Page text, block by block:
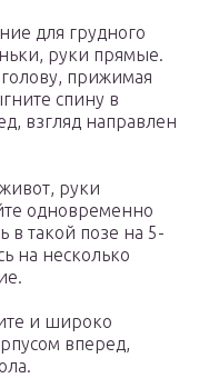
для грудного
руки прямые.
прижимая
спину в
взгляд направлен
руки
одновременно
в такой позе на 5-
на несколько
и широко
вперед,